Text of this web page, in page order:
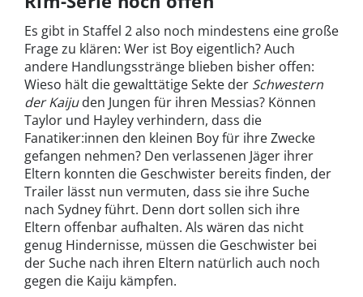
Es gibt in Staffel 2 also noch mindestens eine große
Frage zu klären: Wer ist Boy eigentlich? Auch
andere Handlungsstränge blieben bisher offen:
Wieso hält die gewalttätige Sekte der Schwestern
der Kaijuden Jungen für ihren Messias? Können
Taylor und Hayley verhindern, dass die
Fanatiker:innen den kleinen Boy für ihre Zwecke
gefangen nehmen? Den verlassenen Jäger ihrer
Eltern konnten die Geschwister bereits finden, der
Trailer lässt nun vermuten, dass sie ihre Suche
nach Sydney führt. Denn dort sollen sich ihre
Eltern offenbar aufhalten. Als wären das nicht
genug Hindernisse, müssen die Geschwister bei
der Suche nach ihren Eltern natürlich auch noch
gegen die Kaiju kämpfen.